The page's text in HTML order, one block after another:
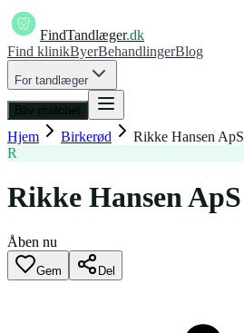
FindTandlæger.dk
Find klinikByerBehandlingerBlog
For tandlæger
Bliv matchet
Hjem Birkerød
Rikke Hansen ApS
R
Rikke Hansen ApS
Åben nu
Gem Del